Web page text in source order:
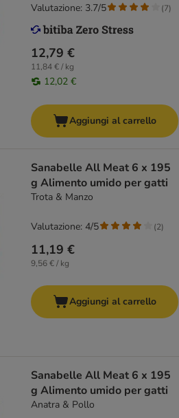
12,79 €
11,84 € / kg
12,02 €
Valutazione: 3.7/5 (7)
Aggiungi al carrello
Sanabelle All Meat 6 x 195
g Alimento umido per gatti
Trota & Manzo
11,19 €
9,56 € / kg
Valutazione: 4/5 (2)
Aggiungi al carrello
Sanabelle All Meat 6 x 195
g Alimento umido per gatti
Anatra & Pollo